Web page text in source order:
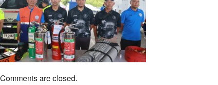
HotBusiness
เที่ยว ชิม ช๊อป
HotHealth and Beauty
PR News
Comments are closed.